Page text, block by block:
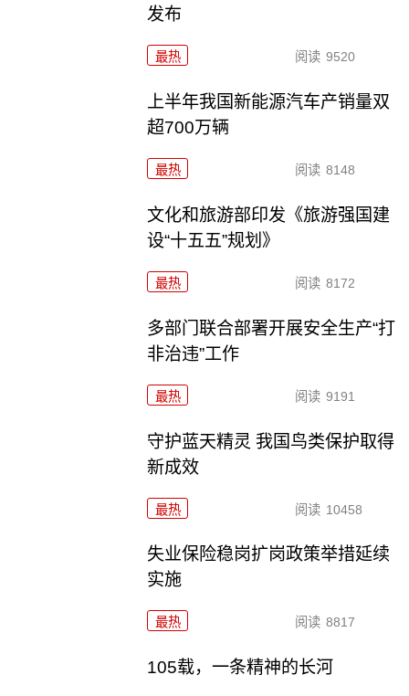
发布
最热 阅读 9520
上半年我国新能源汽车产销量双
超700万辆
最热 阅读 8148
文化和旅游部印发《旅游强国建
设“十五五”规划》
最热 阅读 8172
多部门联合部署开展安全生产“打
非治违”工作
最热 阅读 9191
守护蓝天精灵 我国鸟类保护取得
新成效
最热 阅读 10458
失业保险稳岗扩岗政策举措延续
实施
最热 阅读 8817
105载，一条精神的长河